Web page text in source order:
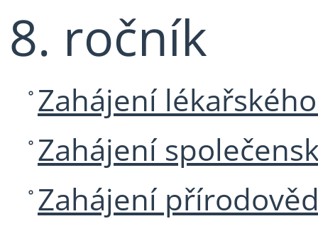
8. ročník
Zahájení
Zahájení
Zahájení